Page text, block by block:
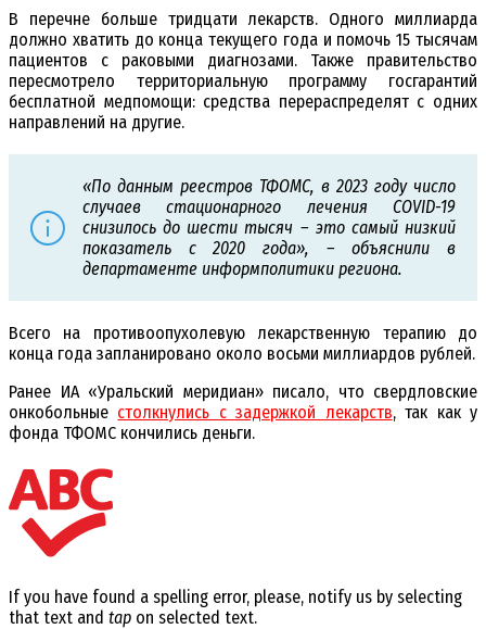
В перечне больше тридцати лекарств. Одного миллиарда
должно хватить до конца текущего года и помочь 15 тысячам
пациентов с раковыми диагнозами. Также правительство
пересмотрело территориальную программу госгарантий
бесплатной медпомощи: средства перераспределят с одних
направлений на другие.
«По данным реестров ТФОМС, в 2023 году число
случаев стационарного лечения COVID-19
снизилось до шести тысяч – это самый низкий
показатель с 2020 года», – объяснили в
департаменте информполитики региона.
Всего на противоопухолевую лекарственную терапию до
конца года запланировано около восьми миллиардов рублей.
Ранее ИА «Уральский меридиан» писало, что свердловские
онкобольные столкнулись с задержкой лекарств, так как у
фонда ТФОМС кончились деньги.
If you have found a spelling error, please, notify us by selecting
that text and tap on selected text.